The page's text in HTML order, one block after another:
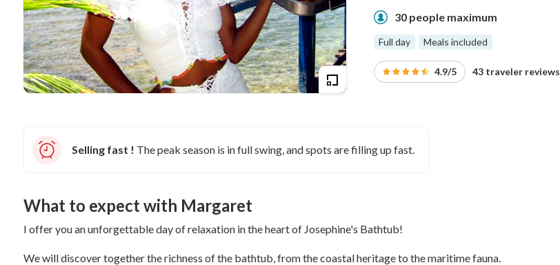
30 people maximum
Full day Meals included
4.9/5 43 traveler reviews
Selling fast ! The peak season is in full swing, and spots are filling up fast.
What to expect with Margaret
I offer you an unforgettable day of relaxation in the heart of Josephine's Bathtub!
We will discover together the richness of the bathtub, from the coastal heritage to the maritime fauna.